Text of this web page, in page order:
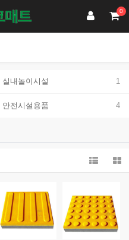
0
실내놀이시설 1
안전시설용품 4